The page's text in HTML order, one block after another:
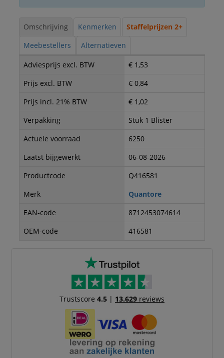
Omschrijving Kenmerken
Staffelprijzen 2+
Meebestellers
Alternatieven
Adviesprijs excl. BTW
€ 1,53
Prijs excl. BTW
€ 0,84
Prijs incl. 21% BTW
€ 1,02
Verpakking
Stuk 1 Blister
Actuele voorraad
6250
Laatst bijgewerkt
06-08-2026
Productcode
Q416581
Merk
Quantore
EAN-code
8712453074614
OEM-code
416581
Trustscore 4.5| 13.629reviews